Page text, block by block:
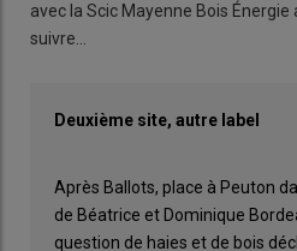
avec la Scic Mayenne Bois
suivre…
Deuxième site, autre label
Après Ballots, place à Peuton
de Béatrice et Dominique
question de haies et de bois